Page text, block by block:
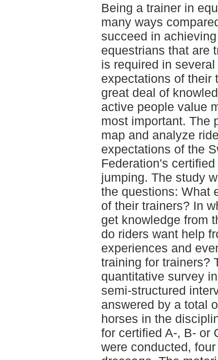
Being a trainer in
many ways
succeed in
equestrians that are
is required in
expectations of their
great deal of
active people value
most important. The
map and analyze
expectations of the
Federation's
jumping. The study
the questions: What
of their trainers? In
get knowledge from
do riders want help
experiences and
training for trainers?
quantitative survey
semi-structured
answered by a total
horses in the
for certified A-, B- or
were conducted,